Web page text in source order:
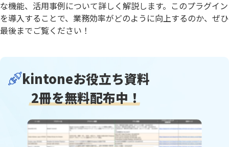
な機能、活用事例について詳しく解説します。このプラグイン
を導入することで、業務効率がどのように向上するのか、ぜひ
最後までご覧ください！
kintoneお役立ち資料
2冊を無料配布中！